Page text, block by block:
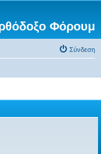
Φόρουμ
Σύνδεση